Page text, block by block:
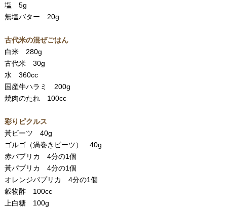
塩 5g
無塩バター 20g
古代米の混ぜごはん
白米 280g
古代米 30g
水 360cc
国産牛ハラミ 200g
焼肉のたれ 100cc
彩りピクルス
黃ビーツ 40g
ゴルゴ（渦巻きビーツ） 40g
赤パプリカ 4分の1個
黃パプリカ 4分の1個
オレンジパプリカ 4分の1個
穀物酢 100cc
上白糖 100g